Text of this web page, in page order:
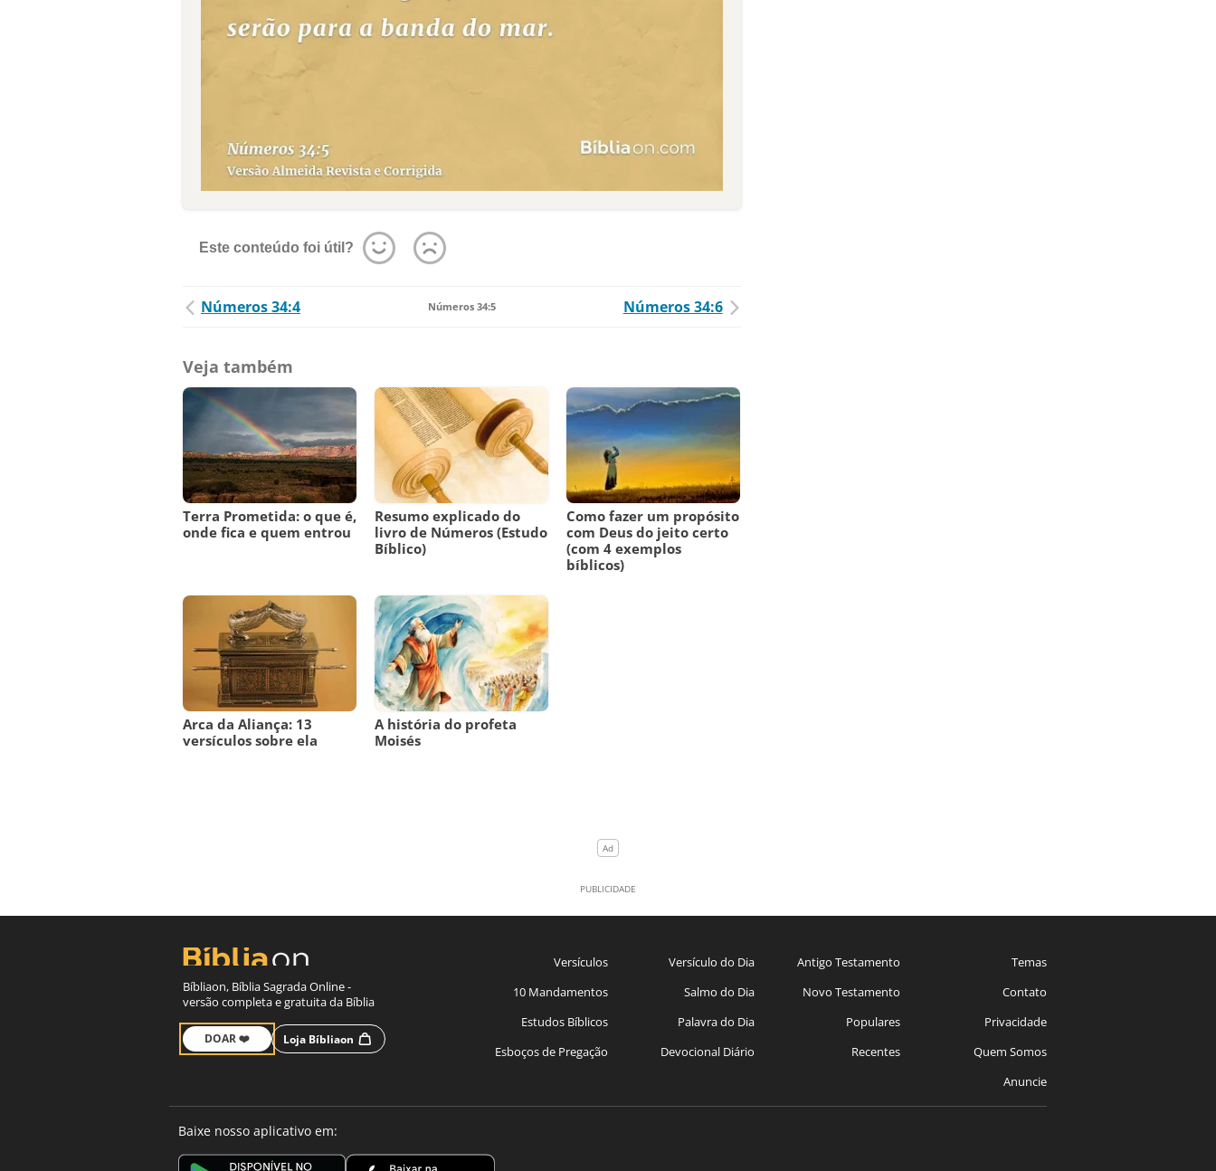
Este conteúdo foi útil?
Números 34:4 Números 34:5 Números 34:6
Veja também
Terra Prometida: o que é,
onde fica e quem entrou
Resumo explicado do
livro de Números (Estudo
Bíblico)
Como fazer um propósito
com Deus do jeito certo
(com 4 exemplos
bíblicos)
Arca da Aliança: 13
versículos sobre ela
A história do profeta
Moisés
Bíbliaon, Bíblia Sagrada Online -
versão completa e gratuita da Bíblia
DOAR ❤️ Loja Bíbliaon
Versículos
10 Mandamentos
Estudos Bíblicos
Esboços de Pregação
Versículo do Dia
Salmo do Dia
Palavra do Dia
Devocional Diário
Antigo Testamento
Novo Testamento
Populares
Recentes
Temas
Contato
Privacidade
Quem Somos
Anuncie
Baixe nosso aplicativo em: